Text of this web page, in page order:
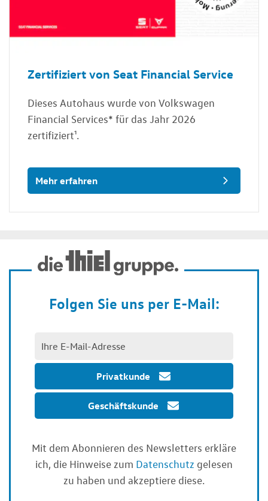
Zertifiziert von Seat Financial Service
Dieses Autohaus wurde von Volkswagen
Financial Services* für das Jahr 2026
zertifiziert¹.
Mehr erfahren
Folgen Sie uns per E-Mail:
Privatkunde
Geschäftskunde
Mit dem Abonnieren des Newsletters erkläre
ich, die Hinweise zum Datenschutz gelesen
zu haben und akzeptiere diese.